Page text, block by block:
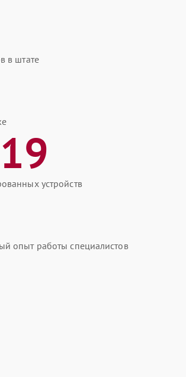
в штате
устройств
опыт работы специалистов